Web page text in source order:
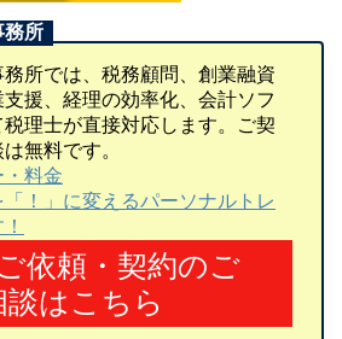
所では、税務顧問、創業融資
援、経理の効率化、会計ソフ
税理士が直接対応します。ご契
無料です。
料金
！」に変えるパーソナルトレ
依頼・契約のご
談はこちら